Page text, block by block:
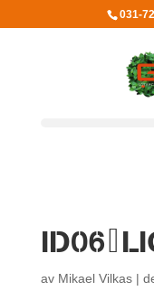
031-
av Mikael Vilkas|